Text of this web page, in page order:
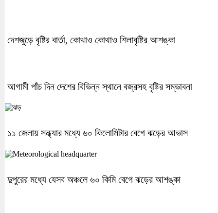
দেশজুড়ে বৃষ্টির বার্তা, কোথাও কোথাও শিলাবৃষ্টির আশঙ্কা
আগামী পাঁচ দিন দেশের বিভিন্ন স্থানে বজ্রসহ বৃষ্টির সম্ভাবনা
১১ জেলায় সন্ধ্যার মধ্যে ৬০ কিলোমিটার বেগে ঝড়ের আভাস
দুপুরের মধ্যে যেসব অঞ্চলে ৬০ কিমি বেগে ঝড়ের আশঙ্কা